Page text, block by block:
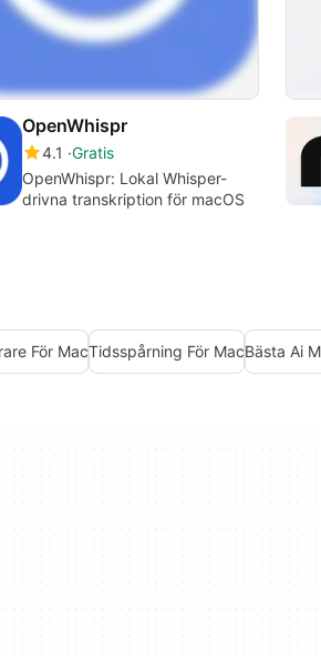
OpenWhispr
4.1 Gratis
OpenWhispr: Lokal Whisper-
drivna transkription för macOS
För MacTidsspårning För MacBästa Ai